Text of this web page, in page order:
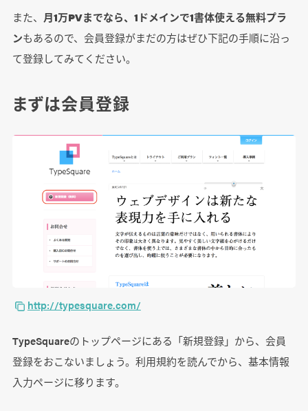
また、 月1万PVまでなら、1ドメインで1書体使える無料プラ
ンもあるので、会員登録がまだの方はぜひ下記の手順に沿っ
て登録してみてください。
まずは会員登録
http://typesquare.com/
TypeSquareのトップページにある「新規登録」から、会員
登録をおこないましょう。利用規約を読んでから、基本情報
入力ページに移ります。